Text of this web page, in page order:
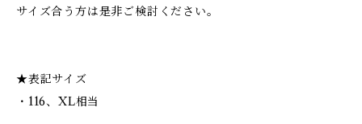
サイズ合う方は是非ご検討ください。
★表記サイズ
・116、XL相当